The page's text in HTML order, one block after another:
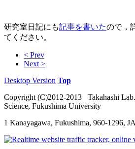
研究室日記にも記事を書いたので，
てください。
< Prev
Next >
Desktop Version Top
Copyright (C)2012-2013 Takahashi
Science, Fukushima University
1 Kanayagawa, Fukushima, 960-1296,